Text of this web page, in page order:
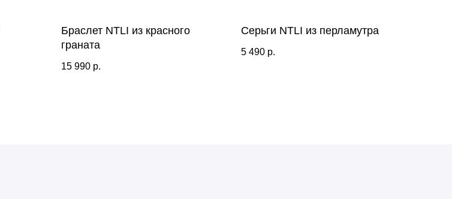
Браслет NTLI из красного
граната
15 990 р.
Серьги NTLI из перламутра
5 490 р.